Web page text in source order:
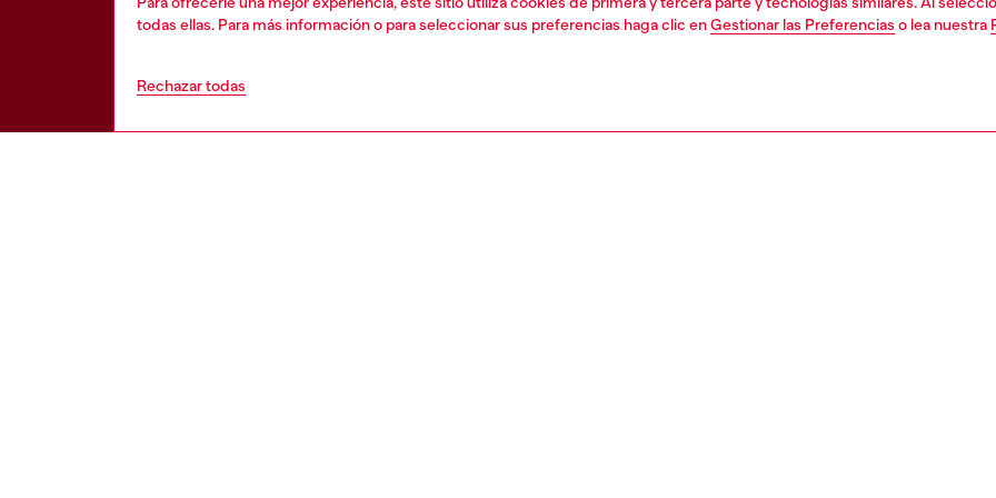
todas ellas. Para más información o para seleccionar sus preferencias haga clic enGestionar las Preferencias o lea nuestra
Rechazar todas